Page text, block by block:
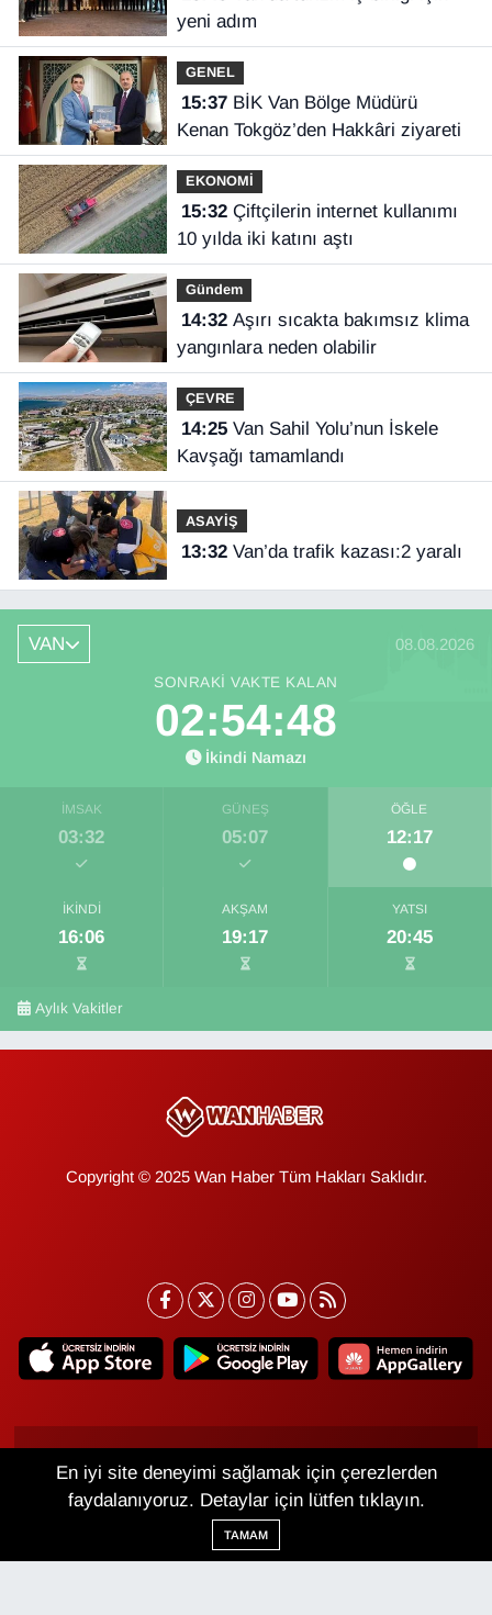
yeni adım
GENEL
15:37BİK Van Bölge Müdürü
Kenan Tokgöz’den Hakkâri ziyareti
EKONOMİ
15:32Çiftçilerin internet kullanımı
10 yılda iki katını aştı
Gündem
14:32Aşırı sıcakta bakımsız klima
yangınlara neden olabilir
ÇEVRE
14:25Van Sahil Yolu’nun İskele
Kavşağı tamamlandı
ASAYİŞ
13:32 Van’da trafik kazası:2 yaralı
VAN 08.08.2026
SONRAKI VAKTE KALAN
02:54:48
İkindi Namazı
İMSAK
03:32
GÜNEŞ
05:07
ÖĞLE
12:17
İKINDI
16:06
AKŞAM
19:17
YATSI
20:45
Aylık Vakitler
Copyright © 2025 Wan Haber Tüm Hakları Saklıdır.
Van Namaz Vakitleri
Van Trafik Yoğunluk
Haritası
Puan Durumu ve Fikstür Tüm Manşetler
En iyi site deneyimi sağlamak için çerezlerden
faydalanıyoruz. Detaylar için lütfen tıklayın.
TAMAM